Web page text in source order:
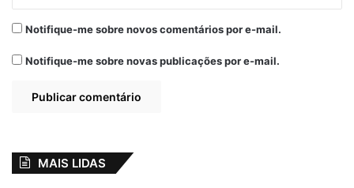
Notifique-me sobre novos comentários por e-mail.
Notifique-me sobre novas publicações por e-mail.
MAIS LIDAS